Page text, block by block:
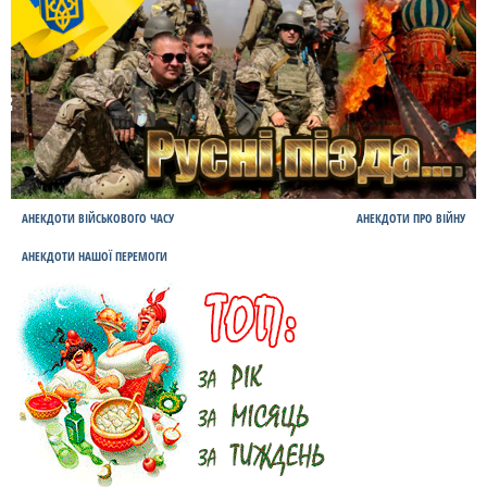
АНЕКДОТИ ВІЙСЬКОВОГО ЧАСУ АНЕКДОТИ ПРО ВІЙНУ
АНЕКДОТИ НАШОЇ ПЕРЕМОГИ